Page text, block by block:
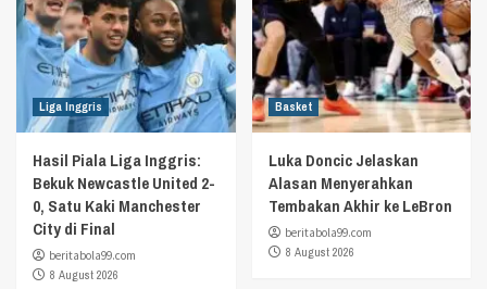
Liga Inggris
Hasil Piala Liga Inggris:
Bekuk Newcastle United 2-
0, Satu Kaki Manchester
City di Final
beritabola99.com
8 August 2026
Basket
Luka Doncic Jelaskan
Alasan Menyerahkan
Tembakan Akhir ke LeBron
beritabola99.com
8 August 2026